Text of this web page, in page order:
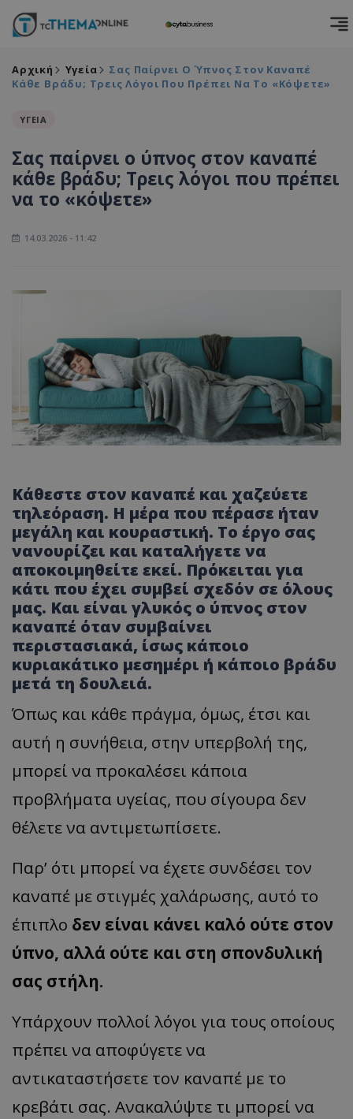
Αρχική Υγεία
Σας Παίρνει Ο Ύπνος Στον Καναπέ
Κάθε Βράδυ; Τρεις Λόγοι Που Πρέπει Να Το «κόψετε»
ΥΓΕΙΑ
Σας παίρνει ο ύπνος στον καναπέ
κάθε βράδυ; Τρεις λόγοι που πρέπει
να το «κόψετε»
14.03.2026 - 11:42
Κάθεστε στον καναπέ και χαζεύετε
τηλεόραση. Η μέρα που πέρασε ήταν
μεγάλη και κουραστική. Το έργο σας
νανουρίζει και καταλήγετε να
αποκοιμηθείτε εκεί. Πρόκειται για
κάτι που έχει συμβεί σχεδόν σε όλους
μας. Και είναι γλυκός ο ύπνος στον
καναπέ όταν συμβαίνει
περιστασιακά, ίσως κάποιο
κυριακάτικο μεσημέρι ή κάποιο βράδυ
μετά τη δουλειά.
Όπως και κάθε πράγμα, όμως, έτσι και
αυτή η συνήθεια, στην υπερβολή της,
μπορεί να προκαλέσει κάποια
προβλήματα υγείας, που σίγουρα δεν
θέλετε να αντιμετωπίσετε.
Παρ’ ότι μπορεί να έχετε συνδέσει τον
καναπέ με στιγμές χαλάρωσης, αυτό το
έπιπλο δεν είναι κάνει καλό ούτε στον
ύπνο, αλλά ούτε και στη σπονδυλική
σας στήλη.
Υπάρχουν πολλοί λόγοι για τους οποίους
πρέπει να αποφύγετε να
αντικαταστήσετε τον καναπέ με το
κρεβάτι σας. Ανακαλύψτε τι μπορεί να